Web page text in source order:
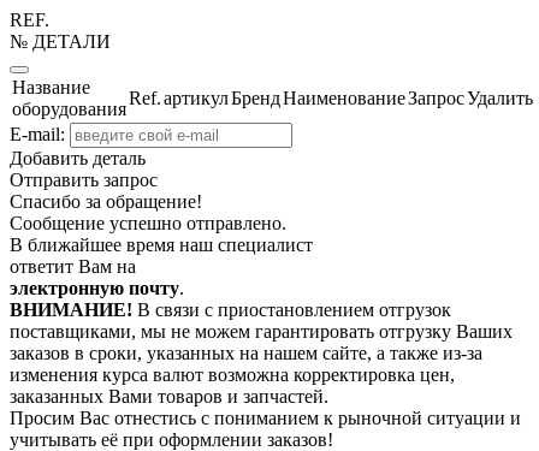
REF.
№ ДЕТАЛИ
Название
оборудования
Ref.артикулБрендНаименованиеЗапросУдалить
E-mail:
Добавить деталь
Отправить запрос
Спасибо за обращение!
Сообщение успешно отправлено.
В ближайшее время наш специалист
ответит Вам на
электронную почту.
ВНИМАНИЕ! В связи с приостановлением отгрузок
поставщиками, мы не можем гарантировать отгрузку Ваших
заказов в сроки, указанных на нашем сайте, а также из-за
изменения курса валют возможна корректировка цен,
заказанных Вами товаров и запчастей.
Просим Вас отнестись с пониманием к рыночной ситуации и
учитывать её при оформлении заказов!